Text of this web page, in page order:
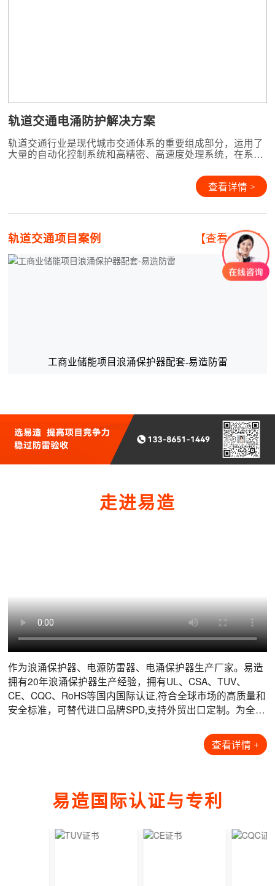
轨道交通电涌防护解决方案
轨道交通行业是现代城市交通体系的重要组成部分，运用了
大量的自动化控制系统和高精密、高速度处理系统，在系统
与工作电压越来越低，同时系统的抗干扰能力大幅度下降，
系统的安全性变得越来越脆弱。系统中各站点与控制中心之
间相互连接的各类网络、通讯系统的大量应用，使得雷电电
查看详情 >
轨道交通项目案例 【查看全部+】
工商业储能项目浪涌保护器配套-易造防雷
的关键载体，它不仅是数据存储中心，而且是数据流通中
心，信息化的核心场所，其复杂性和重要性不言而喻。机房
设备具有多样性和敏感性，瞬态过电压是导致电子系统故障
的根源之一，它们会在建筑物内扩散，并损坏敏感设备，如
服务器和存储架、安全系统、逆变器和空调设备，造成通讯
阻断等不可
查看详情 >
数据机房项目案例 【查看全部+】
工商业储能项目浪涌保护器配套-易造防雷
机所在位置的高度及开阔的地形，导致了风机的雷击次数远
高于当地平均地闪密度下的雷击次数。风力发电机组内部集
成了大量的敏感电子电气元件，如果遭受雷击(特别是叶片和
发电机贵重部件遭受雷击)，除了损失修复期间的电费收入
外，还要负担受损部件拆装和维修的巨大费用，因此，预防
雷击危
查看详情 >
风力发电项目案例 【查看全部+】
工商业储能项目浪涌保护器配套-易造防雷
电池以及相应的总线控制系统等构成。由于耦合面、系统构
造和室外特殊安装环境的原因，光伏系统面临着遭受雷击和
电涌电压的风险：1. 由于光伏阵列安装位置的暴露特性，雷
电直击风险较高；2. 浪涌过电压风险，会导致从组件到逆变
器再到整个系统的电气设备损坏或瘫痪。易造为光伏系统提
查看详情 >
光伏发电项目案例 【查看全部+】
工商业储能项目浪涌保护器配套-易造防雷
可用性、雷击故障的可能性和后果，定义其防护等级为A
类，常用的起重机设备为钢材质，极易遭受直击雷导致设备
损坏。港口高压架空线路上遭受的直击雷会沿着供电线路，
通过变电所、箱变等供配电设施引入到岸桥，供电电源经港
区配电房引出，沿电缆沟敷设至每台岸桥底部，再经过电缆
拖动转盘引
查看详情 >
港口码头项目案例 【查看全部+】
工商业储能项目浪涌保护器配套-易造防雷
走进易造
作为浪涌保护器、电源防雷器、电涌保护器生产厂家。易造
拥有20年浪涌保护器生产经验，拥有UL、CSA、TUV、
CE、CQC、RoHS等国内国际认证,符合全球市场的高质量和
安全标准，可替代进口品牌SPD,支持外贸出口定制。为全球
查看详情 +
易造国际认证与专利